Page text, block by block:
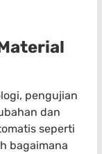
pengujian
dan
seperti
bagaimana